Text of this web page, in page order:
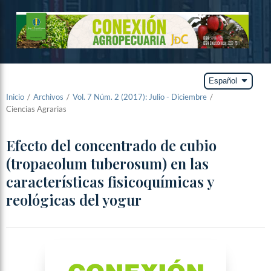
Español arrow_drop_down
Inicio / Archivos / Vol. 7 Núm. 2 (2017): Julio - Diciembre /
Ciencias Agrarias
Efecto del concentrado de cubio
(tropaeolum tuberosum) en las
características fisicoquímicas y
reológicas del yogur